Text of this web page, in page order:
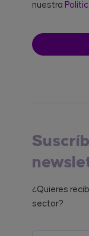
nuestra
¿Quieres
sector?